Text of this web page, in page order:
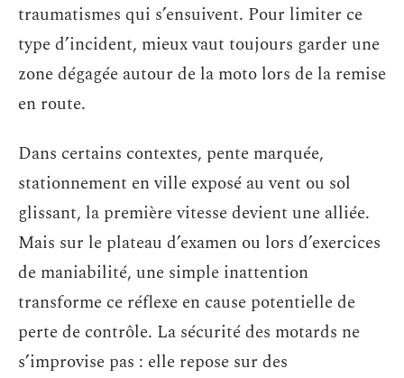
traumatismes qui s’ensuivent. Pour limiter ce
type d’incident, mieux vaut toujours garder une
zone dégagée autour de la moto lors de la remise
en route.
Dans certains contextes, pente marquée,
stationnement en ville exposé au vent ou sol
glissant, la première vitesse devient une alliée.
Mais sur le plateau d’examen ou lors d’exercices
de maniabilité, une simple inattention
transforme ce réflexe en cause potentielle de
perte de contrôle. La sécurité des motards ne
s’improvise pas : elle repose sur des